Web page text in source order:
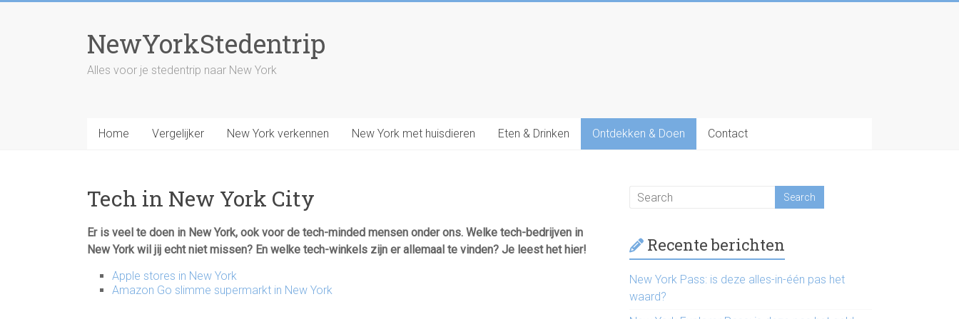
NewYorkStedentrip
Alles voor je stedentrip naar New York
Home Vergelijker New York verkennen New York met huisdieren Eten & Drinken Ontdekken & Doen Contact
Tech in New York City
Er is veel te doen in New York, ook voor de tech-minded mensen onder ons. Welke tech-bedrijven in
New York wil jij echt niet missen? En welke tech-winkels zijn er allemaal te vinden? Je leest het hier!
Apple stores in New York
Amazon Go slimme supermarkt in New York
Recente berichten
New York Pass: is deze alles-in-één pas het
waard?